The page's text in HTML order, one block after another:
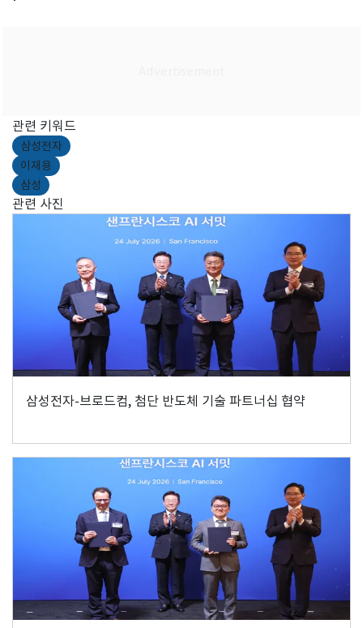
관련 키워드
삼성전자
이재용
삼성
관련 사진
삼성전자-브로드컴, 첨단 반도체 기술 파트너십 협약